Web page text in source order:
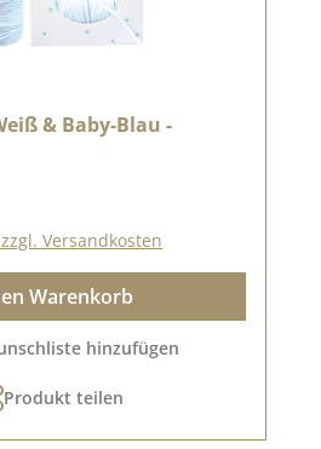
Versandkosten
Warenkorb
hinzufügen
Produkt teilen